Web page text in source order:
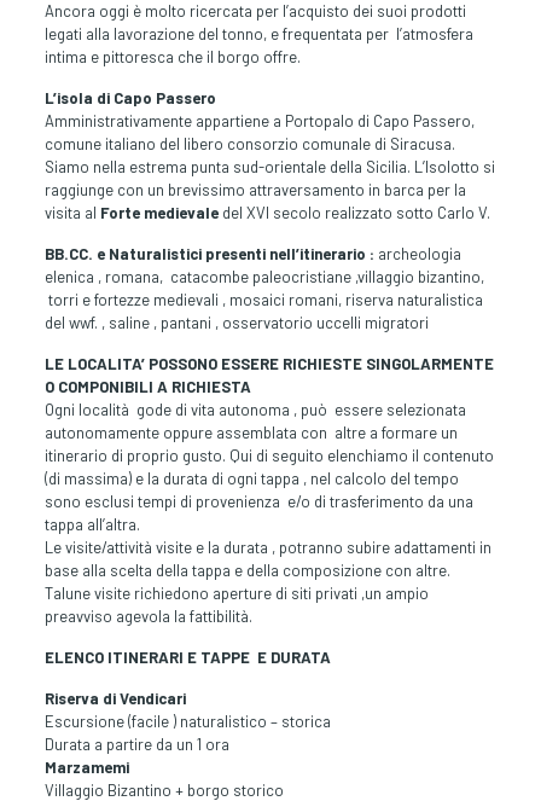
Ancora oggi è molto ricercata per l’acquisto dei suoi prodotti
legati alla lavorazione del tonno, e frequentata per l’atmosfera
intima e pittoresca che il borgo offre.
L’isola di Capo Passero
Amministrativamente appartiene a Portopalo di Capo Passero,
comune italiano del libero consorzio comunale di Siracusa.
Siamo nella estrema punta sud-orientale della Sicilia. L’Isolotto si
raggiunge con un brevissimo attraversamento in barca per la
visita al Forte medievaledel XVI secolo realizzato sotto Carlo V.
BB.CC. e Naturalistici presenti nell’itinerario : archeologia
elenica , romana, catacombe paleocristiane ,villaggio bizantino,
torri e fortezze medievali , mosaici romani, riserva naturalistica
del wwf. , saline , pantani , osservatorio uccelli migratori
LE LOCALITA’ POSSONO ESSERE RICHIESTE SINGOLARMENTE
O COMPONIBILI A RICHIESTA
Ogni località gode di vita autonoma , può essere selezionata
autonomamente oppure assemblata con altre a formare un
itinerario di proprio gusto. Qui di seguito elenchiamo il contenuto
(di massima) e la durata di ogni tappa , nel calcolo del tempo
sono esclusi tempi di provenienza e/o di trasferimento da una
tappa all’altra.
Le visite/attività visite e la durata , potranno subire adattamenti in
base alla scelta della tappa e della composizione con altre.
Talune visite richiedono aperture di siti privati ,un ampio
preavviso agevola la fattibilità.
ELENCO ITINERARI E TAPPE E DURATA
Riserva di Vendicari
Escursione (facile ) naturalistico – storica
Durata a partire da un 1 ora
Marzamemi
Villaggio Bizantino + borgo storico